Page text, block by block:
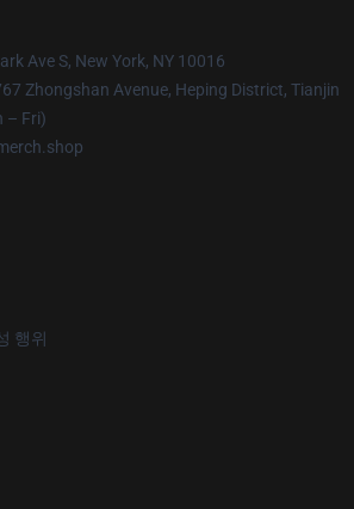
Ave S, New York, NY 10016
Zhongshan Avenue, Heping District, Tianjin
– Fri)
행위